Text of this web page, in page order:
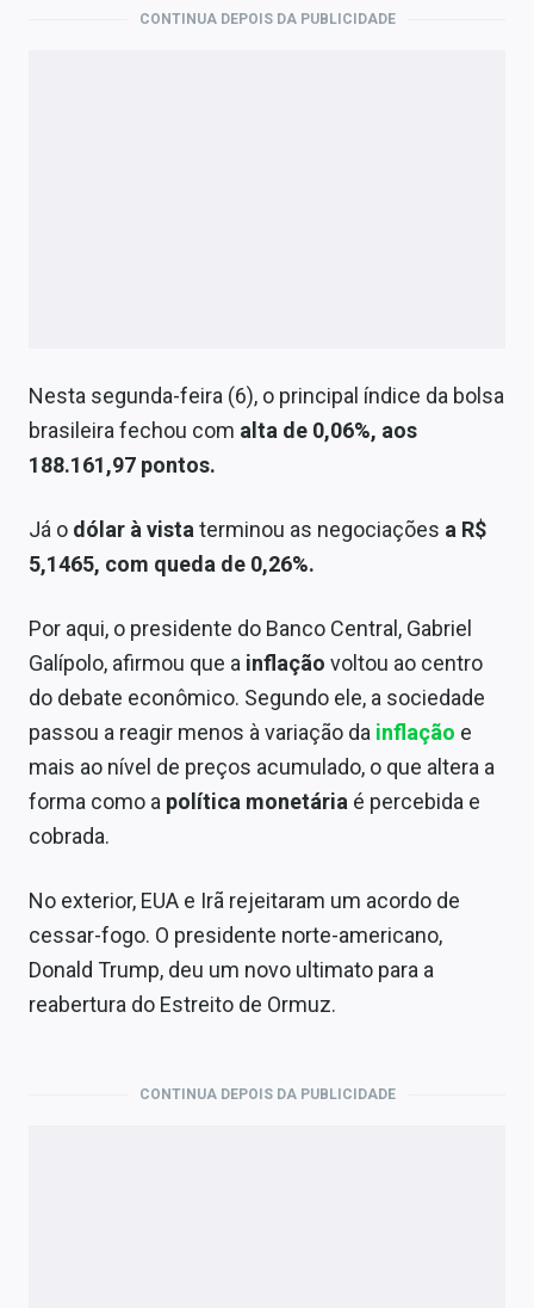
Conteúdo de Marca
Sobre
Contato
CONTINUA DEPOIS DA PUBLICIDADE
Nesta segunda-feira (6), o principal índice da bolsa
brasileira fechou com alta de 0,06%, aos
188.161,97 pontos.
Já o dólar à vistaterminou as negociações a R$
5,1465, com queda de 0,26%.
Por aqui, o presidente do Banco Central, Gabriel
Galípolo, afirmou que a inflação voltou ao centro
do debate econômico. Segundo ele, a sociedade
passou a reagir menos à variação da inflação e
mais ao nível de preços acumulado, o que altera a
forma como a política monetária é percebida e
cobrada.
No exterior, EUA e Irã rejeitaram um acordo de
cessar-fogo. O presidente norte-americano,
Donald Trump, deu um novo ultimato para a
reabertura do Estreito de Ormuz.
CONTINUA DEPOIS DA PUBLICIDADE